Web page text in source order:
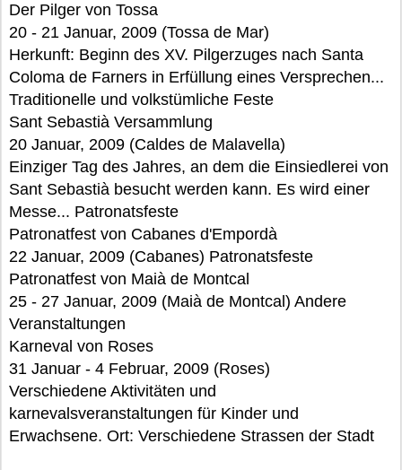
Der Pilger von Tossa
20 - 21 Januar, 2009 (Tossa de Mar)
Herkunft: Beginn des XV. Pilgerzuges nach Santa
Coloma de Farners in Erfüllung eines Versprechen...
Traditionelle und volkstümliche Feste
Sant Sebastià Versammlung
20 Januar, 2009 (Caldes de Malavella)
Einziger Tag des Jahres, an dem die Einsiedlerei von
Sant Sebastià besucht werden kann. Es wird einer
Messe... Patronatsfeste
Patronatfest von Cabanes d'Empordà
22 Januar, 2009 (Cabanes) Patronatsfeste
Patronatfest von Maià de Montcal
25 - 27 Januar, 2009 (Maià de Montcal) Andere
Veranstaltungen
Karneval von Roses
31 Januar - 4 Februar, 2009 (Roses)
Verschiedene Aktivitäten und
karnevalsveranstaltungen für Kinder und
Erwachsene. Ort: Verschiedene Strassen der Stadt